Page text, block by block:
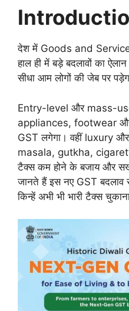
देश में Goods and
हाल ही में बड़े बदलावों का
सीधा आम लोगों की जेब पर
Entry-level और mass-
appliances, footwear
GST लगेगा। वहीं luxury
masala, gutkha,
टैक्स कम होने के बजाय और
जानते हैं इस नए GST
किन्हें अभी भी भारी टैक्स